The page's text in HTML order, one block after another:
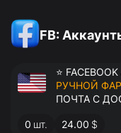
FB:
⭐
РУЧНОЙ
ПОЧТА С
ЛАЙКИ -
АНТИДЕТЕКТ
0 шт. 24.00 $